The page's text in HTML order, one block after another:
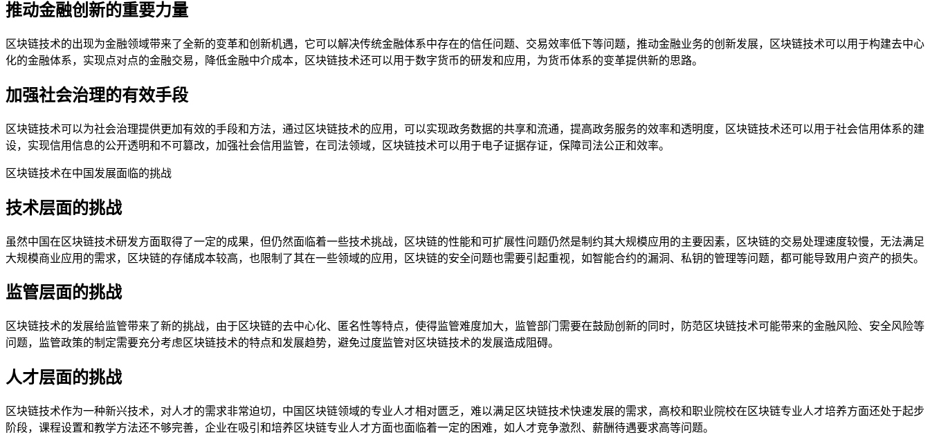
推动金融创新的重要力量
区块链技术的出现为金融领域带来了全新的变革和创新机遇，它可以解决传统金融体系中存在的信任问题、交易效率低下等问题，推动金融业务的创新发展，区块链技术可以用于构建去中心
化的金融体系，实现点对点的金融交易，降低金融中介成本，区块链技术还可以用于数字货币的研发和应用，为货币体系的变革提供新的思路。
加强社会治理的有效手段
区块链技术可以为社会治理提供更加有效的手段和方法，通过区块链技术的应用，可以实现政务数据的共享和流通，提高政务服务的效率和透明度，区块链技术还可以用于社会信用体系的建
设，实现信用信息的公开透明和不可篡改，加强社会信用监管，在司法领域，区块链技术可以用于电子证据存证，保障司法公正和效率。
区块链技术在中国发展面临的挑战
技术层面的挑战
虽然中国在区块链技术研发方面取得了一定的成果，但仍然面临着一些技术挑战，区块链的性能和可扩展性问题仍然是制约其大规模应用的主要因素，区块链的交易处理速度较慢，无法满足
大规模商业应用的需求，区块链的存储成本较高，也限制了其在一些领域的应用，区块链的安全问题也需要引起重视，如智能合约的漏洞、私钥的管理等问题，都可能导致用户资产的损失。
监管层面的挑战
区块链技术的发展给监管带来了新的挑战，由于区块链的去中心化、匿名性等特点，使得监管难度加大，监管部门需要在鼓励创新的同时，防范区块链技术可能带来的金融风险、安全风险等
问题，监管政策的制定需要充分考虑区块链技术的特点和发展趋势，避免过度监管对区块链技术的发展造成阻碍。
人才层面的挑战
区块链技术作为一种新兴技术，对人才的需求非常迫切，中国区块链领域的专业人才相对匮乏，难以满足区块链技术快速发展的需求，高校和职业院校在区块链专业人才培养方面还处于起步
阶段，课程设置和教学方法还不够完善，企业在吸引和培养区块链专业人才方面也面临着一定的困难，如人才竞争激烈、薪酬待遇要求高等问题。